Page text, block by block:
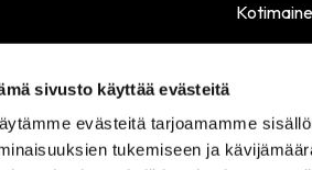
sivusto käyttää evästeitä
evästeitä tarjoamamme
tukemiseen ja
ASIAKASPALVELU
050 555